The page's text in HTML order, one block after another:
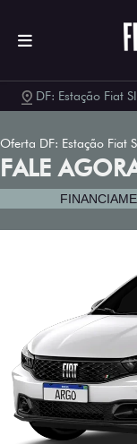
DF: Estação Fiat
Oferta DF: Estação Fiat
FALE